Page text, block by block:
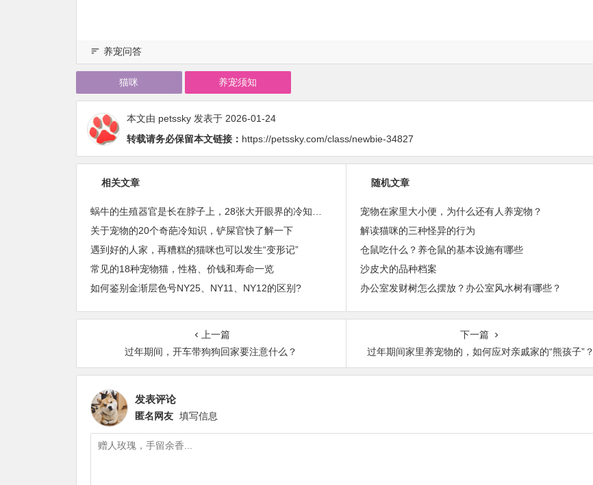
养宠问答
猫咪 养宠须知
本文由 petssky 发表于 2026-01-24
转载请务必保留本文链接： https://petssky.com/class/newbie-34827
相关文章
蜗牛的生殖器官是长在脖子上，28张大开眼界的冷知识图！
关于宠物的20个奇葩冷知识，铲屎官快了解一下
遇到好的人家，再糟糕的猫咪也可以发生“变形记”
常见的18种宠物猫，性格、价钱和寿命一览
如何鉴别金渐层色号NY25、NY11、NY12的区别?
随机文章
宠物在家里大小便，为什么还有人养宠物？
解读猫咪的三种怪异的行为
仓鼠吃什么？养仓鼠的基本设施有哪些
沙皮犬的品种档案
办公室发财树怎么摆放？办公室风水树有哪些？
上一篇
过年期间，开车带狗狗回家要注意什么？
下一篇
过年期间家里养宠物的，如何应对亲戚家的“熊孩子”？
发表评论
匿名网友 填写信息